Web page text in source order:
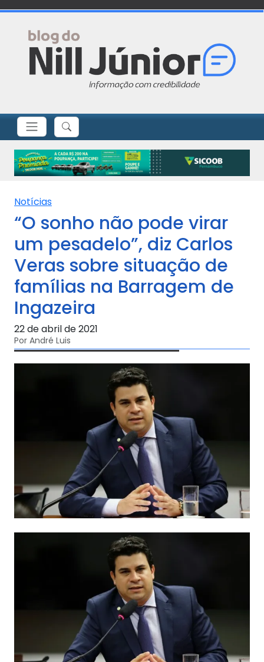
Notícias
“O sonho não pode virar
um pesadelo”, diz Carlos
Veras sobre situação de
famílias na Barragem de
Ingazeira
22 de abril de 2021
Por André Luis